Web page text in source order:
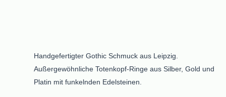
Handgefertigter Gothic Schmuck aus Leipzig.
Außergewöhnliche Totenkopf-Ringe aus Silber, Gold und
Platin mit funkelnden Edelsteinen.